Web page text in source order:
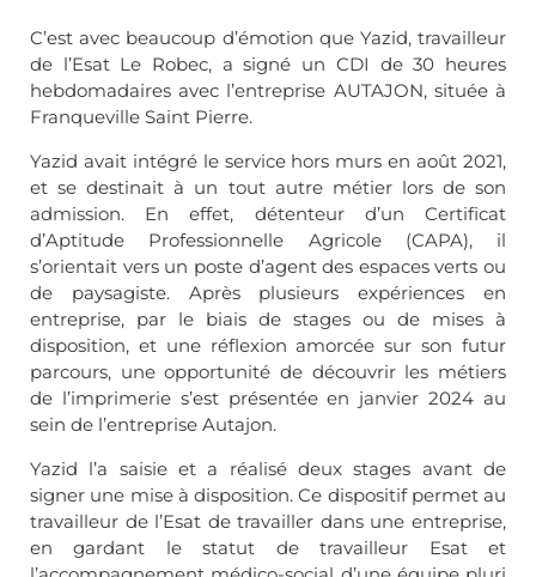
C’est avec beaucoup d’émotion que Yazid, travailleur
de l’Esat Le Robec, a signé un CDI de 30 heures
hebdomadaires avec l’entreprise AUTAJON, située à
Franqueville Saint Pierre.
Yazid avait intégré le service hors murs en août 2021,
et se destinait à un tout autre métier lors de son
admission. En effet, détenteur d’un Certificat
d’Aptitude Professionnelle Agricole (CAPA), il
s’orientait vers un poste d’agent des espaces verts ou
de paysagiste. Après plusieurs expériences en
entreprise, par le biais de stages ou de mises à
disposition, et une réflexion amorcée sur son futur
parcours, une opportunité de découvrir les métiers
de l’imprimerie s’est présentée en janvier 2024 au
sein de l’entreprise Autajon.
Yazid l’a saisie et a réalisé deux stages avant de
signer une mise à disposition. Ce dispositif permet au
travailleur de l’Esat de travailler dans une entreprise,
en gardant le statut de travailleur Esat et